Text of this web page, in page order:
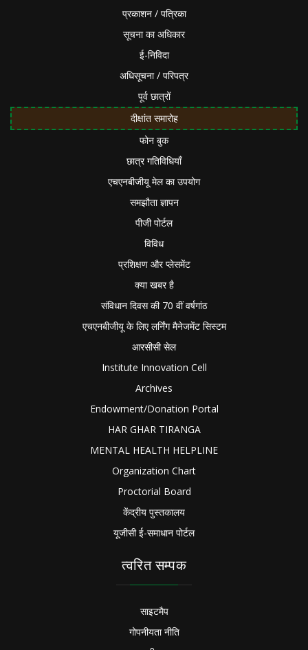
प्रकाशन / पत्रिका
सूचना का अधिकार
ई-निविदा
अधिसूचना / परिपत्र
पूर्व छात्रों
दीक्षांत समारोह
फोन बुक
छात्र गतिविधियाँ
एचएनबीजीयू मेल का उपयोग
समझौता ज्ञापन
पीजी पोर्टल
विविध
प्रशिक्षण और प्लेसमेंट
क्या खबर है
संविधान दिवस की 70 वीं वर्षगांठ
एचएनबीजीयू के लिए लर्निंग मैनेजमेंट सिस्टम
आरसीसी सेल
Institute Innovation Cell
Archives
Endowment/Donation Portal
HAR GHAR TIRANGA
MENTAL HEALTH HELPLINE
Organization Chart
Proctorial Board
केंद्रीय पुस्तकालय
यूजीसी ई-समाधान पोर्टल
त्वरित सम्पक
साइटमैप
गोपनीयता नीति